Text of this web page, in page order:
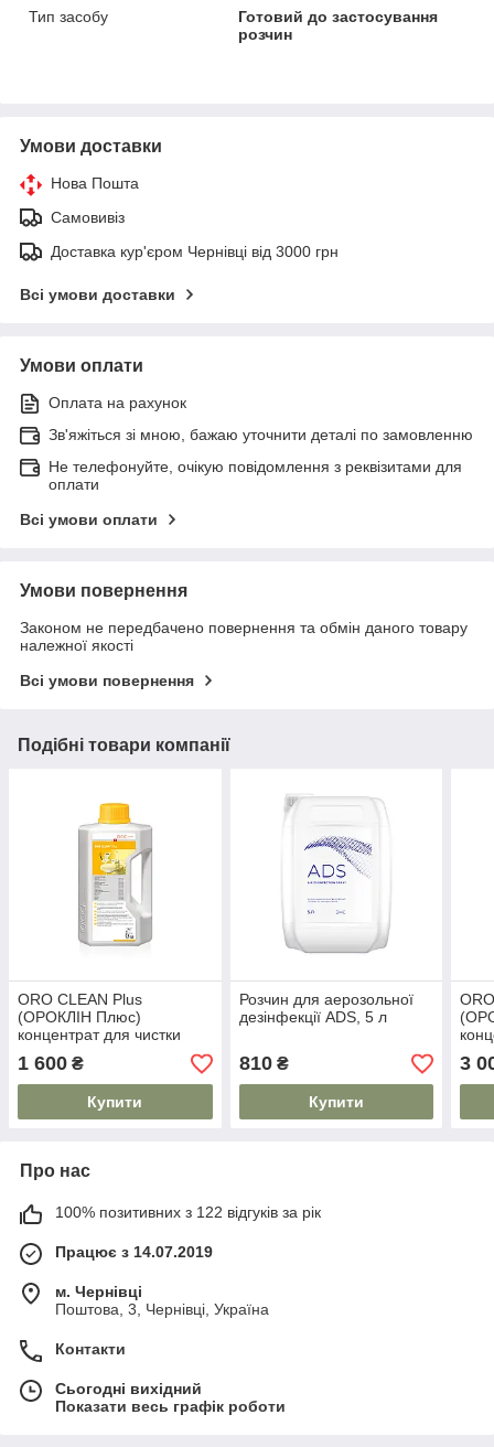
Тип засобу
Готовий до застосування
розчин
Умови доставки
Нова Пошта
Самовивіз
Доставка кур'єром Чернівці від 3000 грн
Всі умови доставки
Умови оплати
Оплата на рахунок
Зв'яжіться зі мною, бажаю уточнити деталі по замовленню
Не телефонуйте, очікую повідомлення з реквізитами для
оплати
Всі умови оплати
Умови повернення
Законом не передбачено повернення та обмін даного товару
належної якості
Всі умови повернення
Подібні товари компанії
ORO CLEAN Plus
(ОРОКЛІН Плюс)
концентрат для чистки
відсмоктуючих установок,
2 л
1 600 ₴
Купити
Розчин для аерозольної
дезінфекції ADS, 5 л
810₴
Купити
5 л
3
Про нас
100% позитивних з 122 відгуків за рік
Працює з 14.07.2019
м. Чернівці
Поштова, 3, Чернівці, Україна
Контакти
Сьогодні вихідний
Показати весь графік роботи